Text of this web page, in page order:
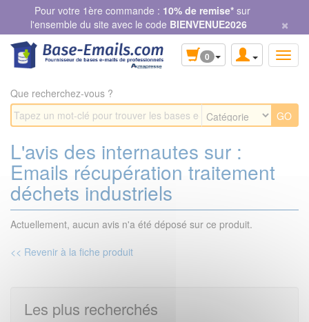
Pour votre 1ère commande : 10% de remise* sur
l'ensemble du site avec le code BIENVENUE2026 ×
0
Que recherchez-vous ?
L'avis des internautes sur :
Emails récupération traitement
déchets industriels
Actuellement, aucun avis n'a été déposé sur ce produit.
<< Revenir à la fiche produit
Les plus recherchés
Panneau de gestion des cookies